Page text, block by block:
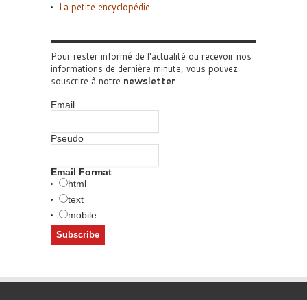
La petite encyclopédie
Pour rester informé de l'actualité ou recevoir nos
informations de dernière minute, vous pouvez
souscrire à notre newsletter.
Email
Pseudo
Email Format
html
text
mobile